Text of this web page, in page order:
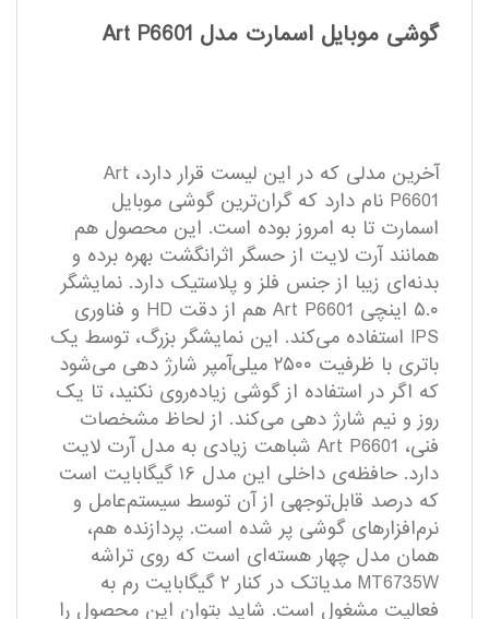
گوشی موبایل اسمارت مدل Art P6601
آخرین مدلی که در این لیست قرار دارد، Art
P6601 نام دارد که گران‌ترین گوشی موبایل
اسمارت تا به امروز بوده است. این محصول هم
همانند آرت لایت از حسگر اثرانگشت بهره برده و
بدنه‌ای زیبا از جنس فلز و پلاستیک دارد. نمایشگر
۵.۰ اینچی Art P6601 هم از دقت HD و فناوری
IPS استفاده می‌کند. این نمایشگر بزرگ، توسط یک
باتری با ظرفیت ۲۵۰۰ میلی‌آمپر شارژ دهی می‌شود
که اگر در استفاده از گوشی زیاده‌روی نکنید، تا یک
روز و نیم شارژ دهی می‌کند. از لحاظ مشخصات
فنی، Art P6601 شباهت زیادی به مدل آرت لایت
دارد. حافظه‌ی داخلی این مدل ۱۶ گیگابایت است
که درصد قابل‌توجهی از آن توسط سیستم‌عامل و
نرم‌افزارهای گوشی پر شده است. پردازنده هم،
همان مدل چهار هسته‌ای است که روی تراشه
MT6735W مدیاتک در کنار ۲ گیگابایت رم به
فعالیت مشغول است. شاید بتوان این محصول را